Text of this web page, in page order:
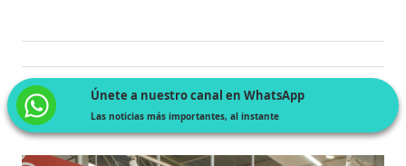
Únete a nuestro canal en WhatsApp
Las noticias más importantes, al instante